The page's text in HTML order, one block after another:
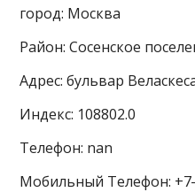
город: Москва
Район: Сосенское
Адрес: бульвар
Индекс: 108802.0
Телефон: nan
Мобильный Телефон: